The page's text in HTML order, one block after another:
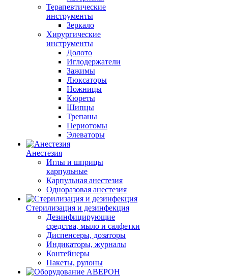
Терапевтические
инструменты
Зеркало
Хирургические
инструменты
Долото
Иглодержатели
Зажимы
Люксаторы
Ножницы
Кюреты
Шипцы
Трепаны
Периотомы
Элеваторы
Анестезия
Иглы и шприцы
карпульные
Карпульная анестезия
Одноразовая анестезия
Стерилизация и дезинфекция
Дезинфицирующие
средства, мыло и салфетки
Диспенсеры, дозаторы
Индикаторы, журналы
Контейнеры
Пакеты, рулоны